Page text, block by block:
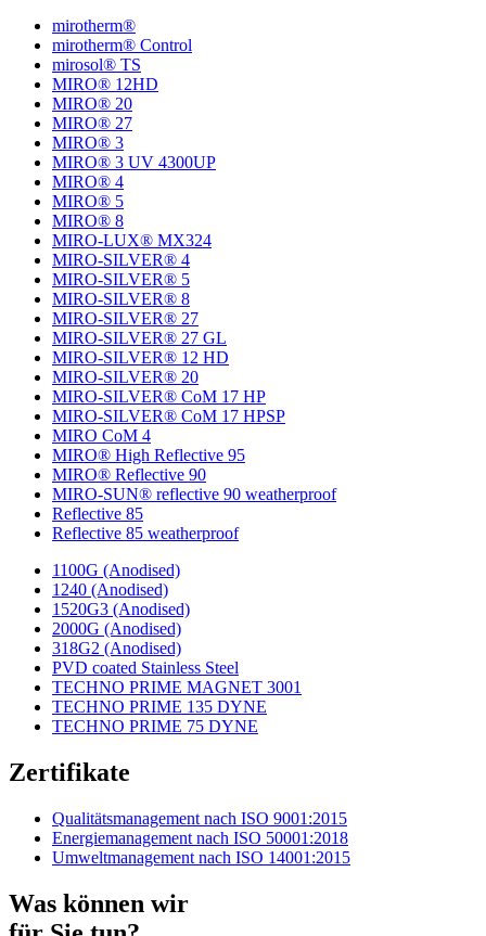
mirotherm®
mirotherm® Control
mirosol® TS
MIRO® 12HD
MIRO® 20
MIRO® 27
MIRO® 3
MIRO® 3 UV 4300UP
MIRO® 4
MIRO® 5
MIRO® 8
MIRO-LUX® MX324
MIRO-SILVER® 4
MIRO-SILVER® 5
MIRO-SILVER® 8
MIRO-SILVER® 27
MIRO-SILVER® 27 GL
MIRO-SILVER® 12 HD
MIRO-SILVER® 20
MIRO-SILVER® CoM 17 HP
MIRO-SILVER® CoM 17 HPSP
MIRO CoM 4
MIRO® High Reflective 95
MIRO® Reflective 90
MIRO-SUN® reflective 90 weatherproof
Reflective 85
Reflective 85 weatherproof
1100G (Anodised)
1240 (Anodised)
1520G3 (Anodised)
2000G (Anodised)
318G2 (Anodised)
PVD coated Stainless Steel
TECHNO PRIME MAGNET 3001
TECHNO PRIME 135 DYNE
TECHNO PRIME 75 DYNE
Zertifikate
Qualitätsmanagement nach ISO 9001:2015
Energiemanagement nach ISO 50001:2018
Umweltmanagement nach ISO 14001:2015
Was können wir